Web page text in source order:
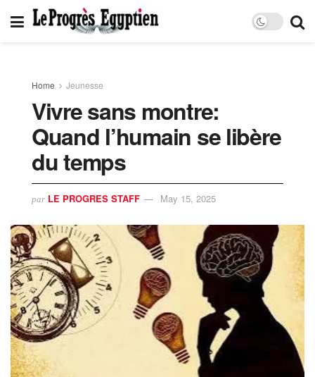
Home Jeunesse
Vivre sans montre:
Quand l’humain se libère
du temps
par LE PROGRES STAFF May 15, 2025